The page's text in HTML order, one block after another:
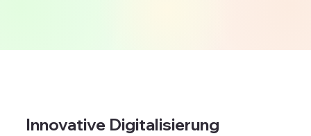
Innovative Digitalisierung